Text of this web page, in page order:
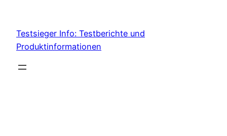
content
Testsieger Info: Testberichte und
Produktinformationen